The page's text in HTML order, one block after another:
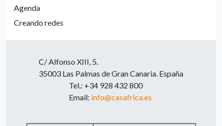
Agenda
Creando redes
C/ Alfonso XIII, 5.
35003 Las Palmas de Gran Canaria. España
Tel.: +34 928 432 800
Email: info@casafrica.es